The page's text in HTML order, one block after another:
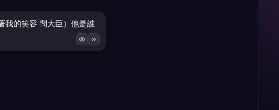
我的笑容 問大臣）他是誰